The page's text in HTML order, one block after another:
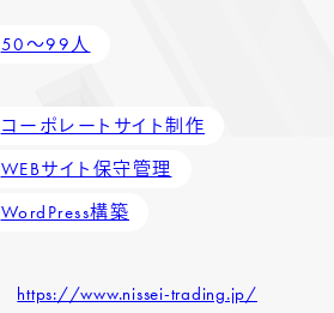
50～99人
コーポレートサイト制作
WEBサイト保守管理
WordPress構築
https://www.nissei-trading.jp/